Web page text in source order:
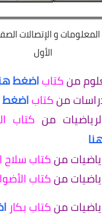
و الإتصالات الصف
الأول
منكتاباضغط
منكتاباضغط
من كتاب
منكتاب سلاح
منكتاب
منكتاب بكار